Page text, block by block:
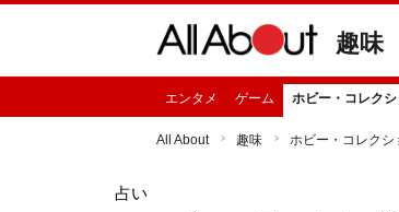
趣味
エンタメ ゲーム ホビー・コレク
All About 趣味 ホビー・コレクシ
占い